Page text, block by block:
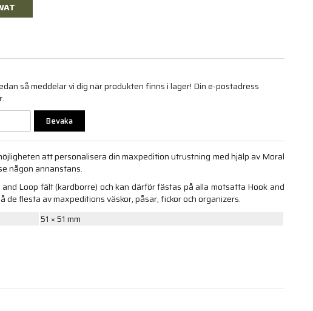
så meddelar vi dig när produkten finns i lager! Din e-postadress
Bevaka
att personalisera din maxpedition utrustning med hjälp av Moral
någon annanstans.
Loop fält (kardborre) och kan därför fästas på alla motsatta Hook and
de flesta av maxpeditions väskor, påsar, fickor och organizers.
51 × 51 mm